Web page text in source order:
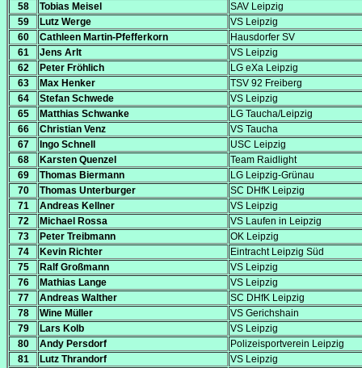
58
Tobias Meisel
SAV Leipzig
59
Lutz Werge
VS Leipzig
60
Cathleen Martin-Pfefferkorn
Hausdorfer SV
61
Jens Arlt
VS Leipzig
62
Peter Fröhlich
LG eXa Leipzig
63
Max Henker
TSV 92 Freiberg
64
Stefan Schwede
VS Leipzig
65
Matthias Schwanke
LG Taucha/Leipzig
66
Christian Venz
VS Taucha
67
Ingo Schnell
USC Leipzig
68
Karsten Quenzel
Team Raidlight
69
Thomas Biermann
LG Leipzig-Grünau
70
Thomas Unterburger
SC DHfK Leipzig
71
Andreas Kellner
VS Leipzig
72
Michael Rossa
VS Laufen in Leipzig
73
Peter Treibmann
OK Leipzig
74
Kevin Richter
Eintracht Leipzig Süd
75
Ralf Großmann
VS Leipzig
76
Mathias Lange
VS Leipzig
77
Andreas Walther
SC DHfK Leipzig
78
Wine Müller
VS Gerichshain
79
Lars Kolb
VS Leipzig
80
Andy Persdorf
Polizeisportverein Leipzig
81
Lutz Thrandorf
VS Leipzig